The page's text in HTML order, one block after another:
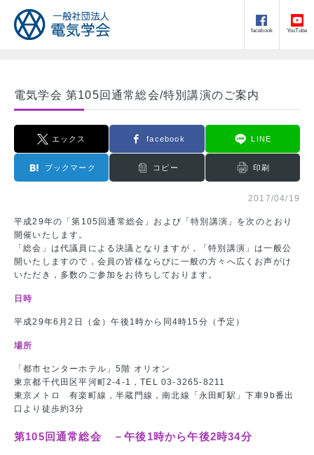
facebook YouTube
電気学会 第105回通常総会/特別講演のご案内
エックス facebook LINE
ブックマーク コピー 印刷
2017/04/19
平成29年の「第105回通常総会」および「特別講演」を次のとおり
開催いたします。
「総会」は代議員による決議となりますが，「特別講演」は一般公
開いたしますので，会員の皆様ならびに一般の方々へ広くお声がけ
いただき，多数のご参加をお待ちしております。
日時
平成29年6月2日（金）午後1時から同4時15分（予定）
場所
「都市センターホテル」5階 オリオン
東京都千代田区平河町2-4-1，TEL 03-3265-8211
東京メトロ 有楽町線，半蔵門線，南北線「永田町駅」下車9b番出
口より徒歩約3分
第105回通常総会 －午後1時から午後2時34分